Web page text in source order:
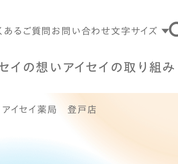
あるご質問 お問い合わせ文字サイズ
イの想い アイセイの取り組み
アイセイ薬局 登戸店